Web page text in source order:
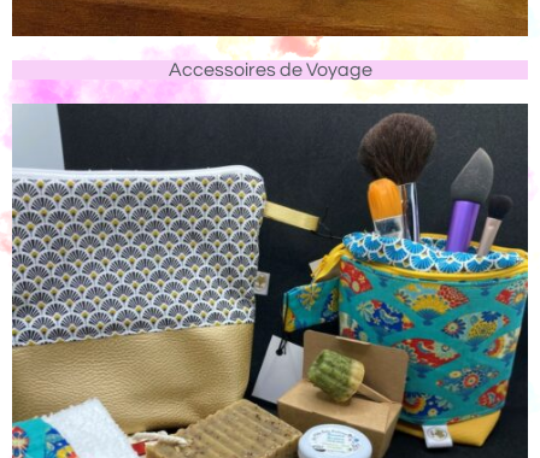
Accessoires de Voyage